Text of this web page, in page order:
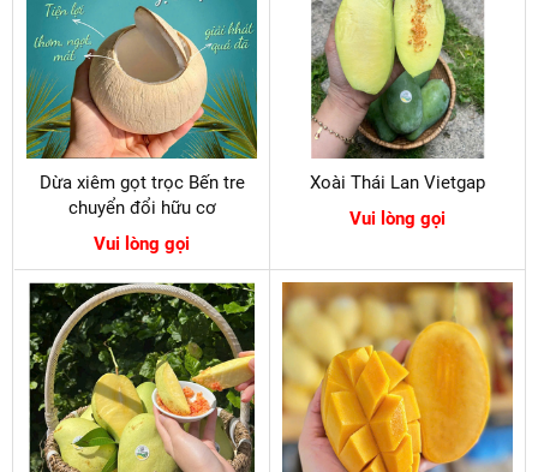
Dừa xiêm gọt trọc Bến tre
chuyển đổi hữu cơ
Vui lòng gọi
Xoài Thái Lan Vietgap
Vui lòng gọi